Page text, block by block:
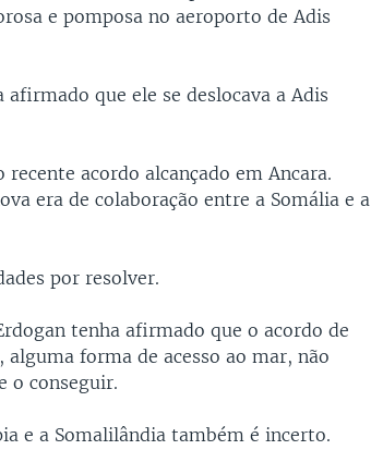
e pomposa no aeroporto de Adis
que ele se deslocava a Adis
acordo alcançado em Ancara.
era de colaboração entre a Somália e a
por resolver.
tenha afirmado que o acordo de
forma de acesso ao mar, não
o conseguir.
e a Somalilândia também é incerto.